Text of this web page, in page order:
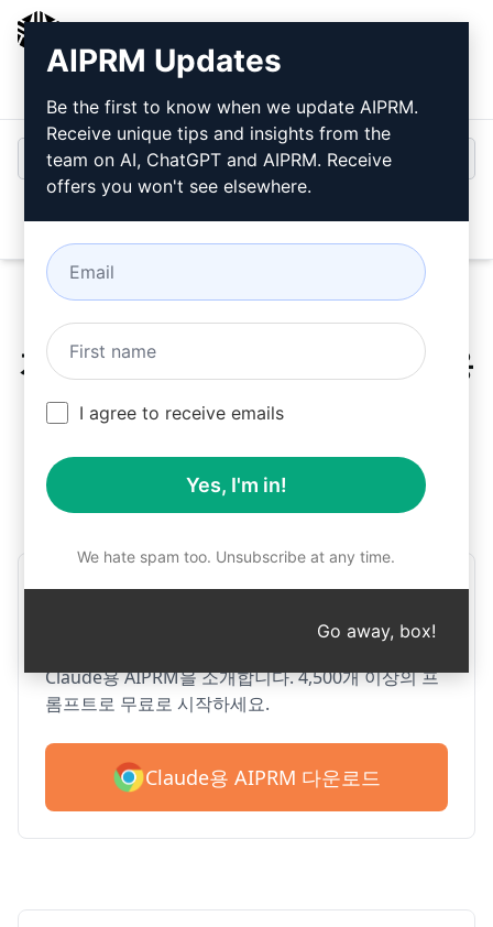
로그인
지금클라우드 프롬프트
를 사용
해 보세요.
1단계 : AIPRM 무료 다운로드
구글 크롬용 AIPRM 클로드
Claude용 AIPRM을 소개합니다. 4,500개 이상의 프
롬프트로 무료로 시작하세요.
Claude용 AIPRM 다운로드
AIPRM Updates
Be the first to know when we update AIPRM.
Receive unique tips and insights from the
team on AI, ChatGPT and AIPRM. Receive
offers you won't see elsewhere.
I agree to receive emails
Yes, I'm in!
We hate spam too. Unsubscribe at any time.
Go away, box!